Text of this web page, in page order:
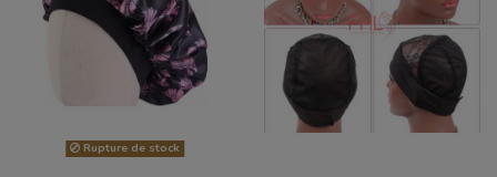
Rupture de stock